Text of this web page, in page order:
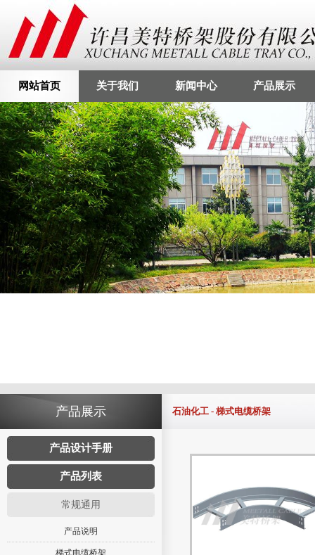
网站首页 关于我们 新闻中心 产品展示
产品展示
产品设计手册
产品列表
常规通用
产品说明
梯式电缆桥架
石油化工 - 梯式电缆桥架